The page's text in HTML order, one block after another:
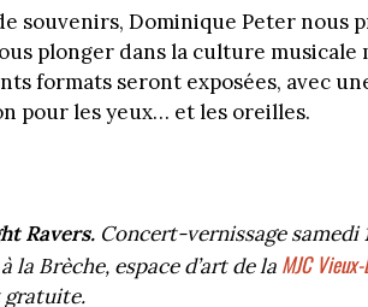
souvenirs, Dominique Peter
plonger dans la culture
formats seront exposées, avec
pour les yeux… et les oreilles.
Ravers. Concert-vernissage samedi
la Brèche, espace d’art de la MJC Vieux-